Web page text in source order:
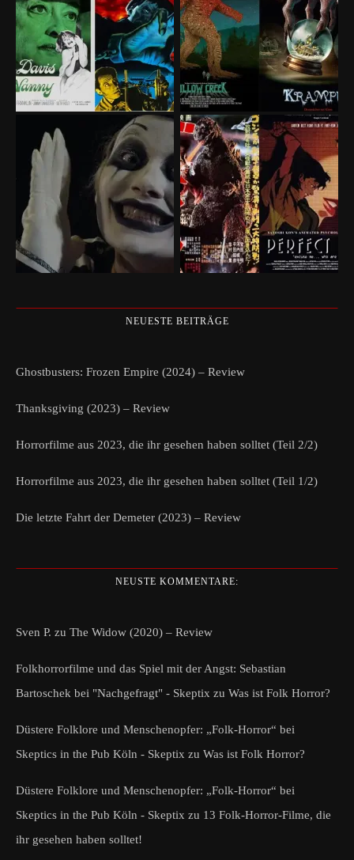
NEUESTE BEITRÄGE
Ghostbusters: Frozen Empire (2024) – Review
Thanksgiving (2023) – Review
Horrorfilme aus 2023, die ihr gesehen haben solltet (Teil 2/2)
Horrorfilme aus 2023, die ihr gesehen haben solltet (Teil 1/2)
Die letzte Fahrt der Demeter (2023) – Review
NEUSTE KOMMENTARE:
Sven P. zu The Widow (2020) – Review
Folkhorrorfilme und das Spiel mit der Angst: Sebastian
Bartoschek bei "Nachgefragt" - Skeptix zu Was ist Folk Horror?
Düstere Folklore und Menschenopfer: „Folk-Horror“ bei
Skeptics in the Pub Köln - Skeptix zu Was ist Folk Horror?
Düstere Folklore und Menschenopfer: „Folk-Horror“ bei
Skeptics in the Pub Köln - Skeptix zu 13 Folk-Horror-Filme, die
ihr gesehen haben solltet!